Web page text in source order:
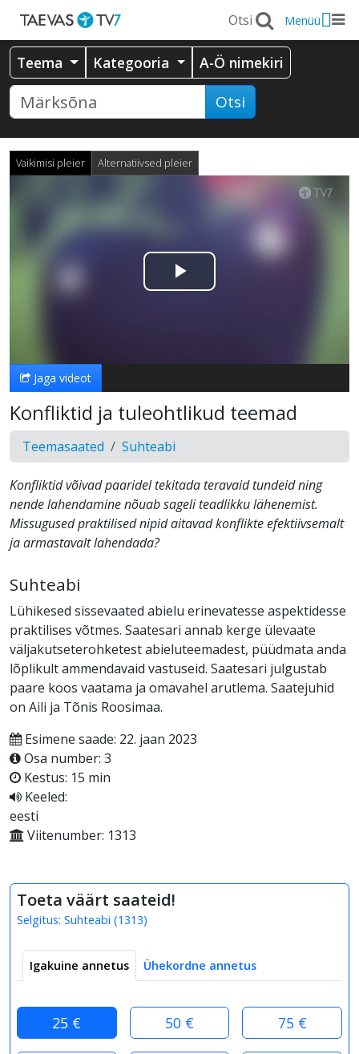
Menüü
Teema Kategooria A-Ö nimekiri
Otsi
Vaikimisi pleier Alternatiivsed pleier
Esita
Jaga videot
Konfliktid ja tuleohtlikud teemad
Teemasaated Suhteabi
Konfliktid võivad paaridel tekitada teravaid tundeid ning
nende lahendamine nõuab sageli teadlikku lähenemist.
Missugused praktilised nipid aitavad konflikte efektiivsemalt
ja armastavalt lahendada?
Suhteabi
Lühikesed sissevaated abielu erinevatesse aspektidesse
praktilises võtmes. Saatesari annab kerge ülevaate
väljakutseterohketest abieluteemadest, püüdmata anda
lõplikult ammendavaid vastuseid. Saatesari julgustab
paare koos vaatama ja omavahel arutlema. Saatejuhid
on Aili ja Tõnis Roosimaa.
Esimene saade: 22. jaan 2023
Osa number: 3
Kestus: 15 min
Keeled:
eesti
Viitenumber: 1313
Toeta väärt saateid!
Selgitus: Suhteabi (1313)
Igakuine annetus Ühekordne annetus
25 € 50 € 75 €